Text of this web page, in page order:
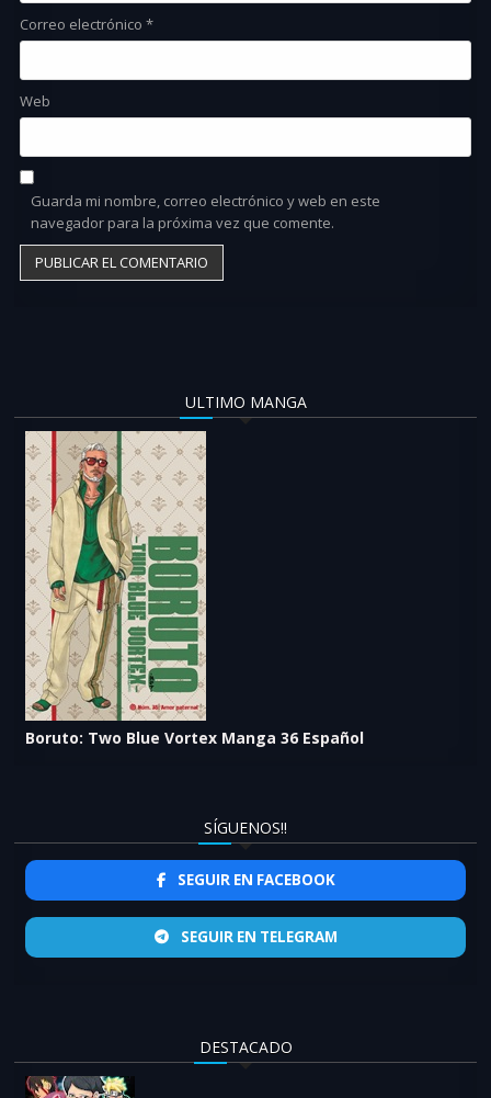
Correo electrónico*
Web
Guarda mi nombre, correo electrónico y web en este
navegador para la próxima vez que comente.
ULTIMO MANGA
Boruto: Two Blue Vortex Manga 36 Español
SÍGUENOS!!
SEGUIR EN FACEBOOK
SEGUIR EN TELEGRAM
DESTACADO